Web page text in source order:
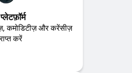
कमोडिटीज़ और करेंसीज़
करें